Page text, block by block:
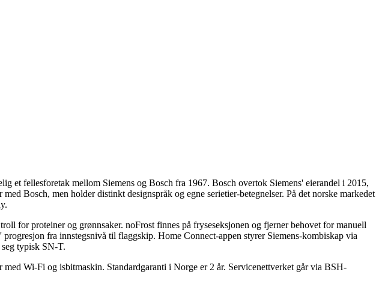
et fellesforetak mellom Siemens og Bosch fra 1967. Bosch overtok Siemens' eierandel i 2015,
Bosch, men holder distinkt designspråk og egne serietier-betegnelser. På det norske markedet
for proteiner og grønnsaker. noFrost finnes på fryseseksjonen og fjerner behovet for manuell
fra innstegsnivå til flaggskip. Home Connect-appen styrer Siemens-kombiskap via
typisk SN-T.
Wi-Fi og isbitmaskin. Standardgaranti i Norge er 2 år. Servicenettverket går via BSH-